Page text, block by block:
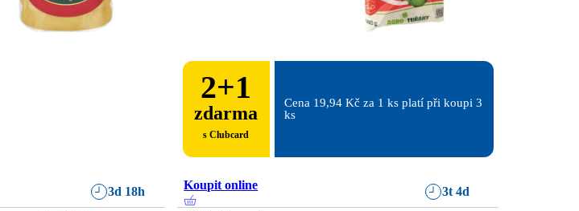
2+1
zdarma
s Clubcard
Cena 19,94 Kč za 1 ks platí při koupi 3
ks
3d 18h Koupit online 3t 4d